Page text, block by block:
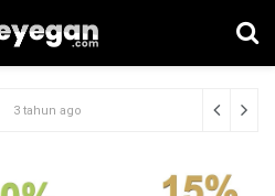
3 tahun ago